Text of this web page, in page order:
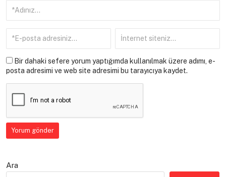
Bir dahaki sefere yorum yaptığımda kullanılmak üzere adımı, e-
posta adresimi ve web site adresimi bu tarayıcıya kaydet.
Ara